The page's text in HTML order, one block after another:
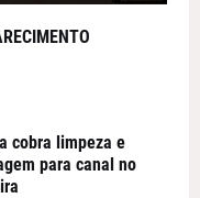
cobra limpeza e
para canal no